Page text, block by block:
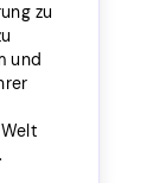
zu
und